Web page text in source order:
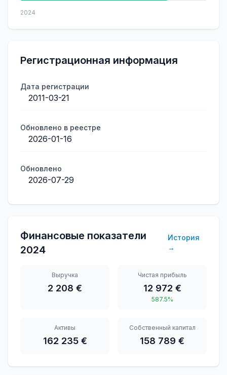
2024
Регистрационная информация
Дата регистрации
2011-03-21
Обновлено в реестре
2026-01-16
Обновлено
2026-07-29
Финансовые показатели
2024
История
→
Выручка
2 208 €
Чистая прибыль
12 972 €
587.5%
Активы
162 235 €
Собственный капитал
158 789 €